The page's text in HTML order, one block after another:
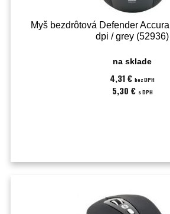
Myš bezdrôtová Defender
dpi / grey (52936)
na sklade
4,31 € bez DPH
5,30 € s DPH